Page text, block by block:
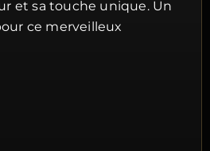
et sa touche unique. Un
ce merveilleux